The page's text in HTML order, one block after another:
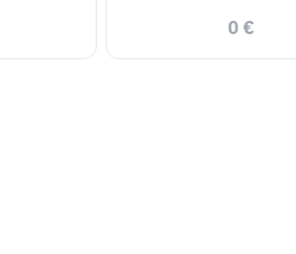
0 €